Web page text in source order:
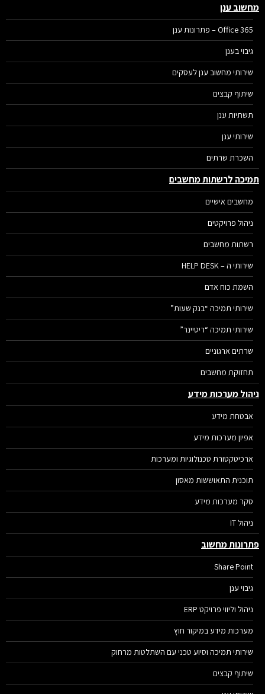
ענן
Office 365 – פתרונות ענן
גיבוי בענן
שירותי מחשוב ענן לעסקים
שיתוף קבצים
תשתיות ענן
שירותי ענן
השכרת שרתים
לרשתות מחשבים
מחשבים אישיים
ניהול פרויקטים
רשתות מחשבים
שירותי ה – HELP DESK
השמת כוח אדם
שירותי תמיכה “בנק שעות”
שירותי תמיכה “ריטיינר”
שרתים ארגוניים
תחזוקת מחשבים
מערכות מידע
אבטחת מידע
אפיון מערכות מידע
ארכיטקטורת טכנולוגיות ומערכות
תוכנית התאוששות מאסון
סקר מערכות מידע
ניהול IT
מחשוב
Share Point
גיבוי ענן
ניהול וליווי פרויקט ERP
מערכות מידע במיקור חוץ
שירותי תמיכה וסיוע טכני עם השתלטות מרחוק
שיתוף קבצים